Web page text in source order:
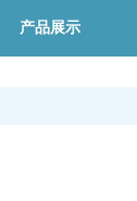
产品展示